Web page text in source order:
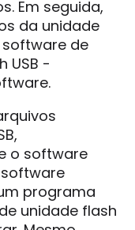
Em seguida,
da unidade
de
USB -
o software
software
programa
unidade flash